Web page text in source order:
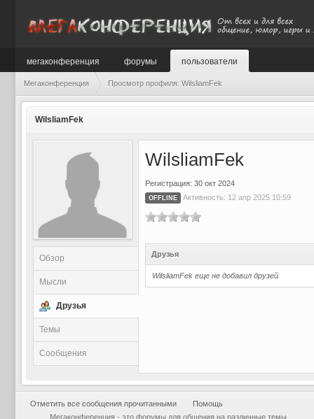
мегаконференция форумы пользователи
Мегаконференция Просмотр профиля: WilsliamFek
WilsliamFek
Обзор
Мысли
Друзья
Темы
Сообщения
WilsliamFek
Регистрация: 30 окт 2024
OFFLINE Активность: 12 апр 2025 10:59
Друзья
WilsliamFek еще не добавил друзей
Отметить все сообщения прочитанными
Помощь
Мегаконференция - это форумы для общения на различные темы.